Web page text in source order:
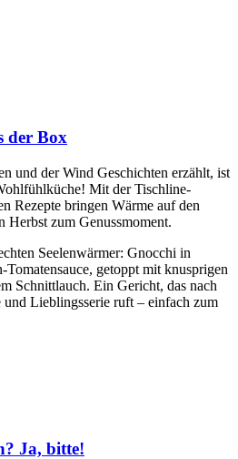
der Box
und der Wind Geschichten erzählt, ist
Mit der Tischline-
Rezepte bringen Wärme auf den
Herbst zum Genussmoment.
Seelenwärmer: Gnocchi in
getoppt mit knusprigen
Schnittlauch. Ein Gericht, das nach
Lieblingsserie ruft – einfach zum
Ja, bitte!